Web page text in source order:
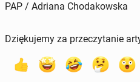
PAP / Adriana Chodakowska
Dziękujemy za przeczytanie